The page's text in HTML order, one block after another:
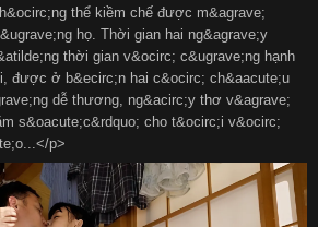
thể kiềm chế được m&agrave;
họ. Thời gian hai ng&agrave;y
thời gian v&ocirc; c&ugrave;ng hạnh
được ở b&ecirc;n hai c&ocirc; ch&aacute;u
dễ thương, ng&acirc;y thơ v&agrave;
s&oacute;c&rdquo; cho t&ocirc;i v&ocirc;
p>